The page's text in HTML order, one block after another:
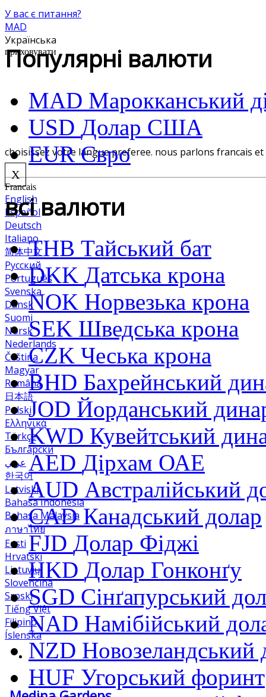
У вас є питання?
MAD
Українська
приховувати
choisissez votre langue preferee. nous parlons francais
X
Francais
English
Español
Deutsch
Italiano
简体中文
Pусский
Português
Svenska
Dansk
Suomi
Norsk
Nederlands
Čeština
Magyar
Română
日本語
Polski
Ελληνικά
Türkçe
Български
عربي
한국어
Latviski
Bahasa Indonesia
Bahasa Malaysia
ภาษาไทย
Eesti
Hrvatski
Lietuvių
Slovenčina
Srpski
Tiếng Việt
Filipino
Íslenska
Популярні валюти
MAD Марокканський
USD Долар США
EUR Євро
всі валюти
THB Тайський бат
DKK Датська крона
NOK Норвезька крона
SEK Шведська крона
CZK Чеська крона
BHD Бахрейнський
JOD Йорданський
KWD Кувейтський
AED Дірхам ОАЕ
AUD Австралійський
CAD Канадський долар
FJD Долар Фіджі
HKD Долар Гонконґу
SGD Сінґапурський
NAD Намібійський
NZD Новозеландський
HUF Угорський форинт